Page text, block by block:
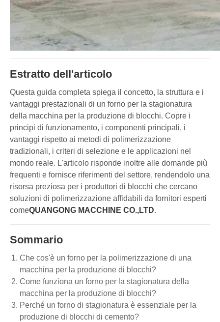
Estratto dell'articolo
Questa guida completa spiega il concetto, la struttura e i
vantaggi prestazionali di un forno per la stagionatura
della macchina per la produzione di blocchi. Copre i
principi di funzionamento, i componenti principali, i
vantaggi rispetto ai metodi di polimerizzazione
tradizionali, i criteri di selezione e le applicazioni nel
mondo reale. L'articolo risponde inoltre alle domande più
frequenti e fornisce riferimenti del settore, rendendolo una
risorsa preziosa per i produttori di blocchi che cercano
soluzioni di polimerizzazione affidabili da fornitori esperti
comeQUANGONG MACCHINE CO.,LTD.
Sommario
Che cos'è un forno per la polimerizzazione di una
macchina per la produzione di blocchi?
Come funziona un forno per la stagionatura della
macchina per la produzione di blocchi?
Perché un forno di stagionatura è essenziale per la
produzione di blocchi di cemento?